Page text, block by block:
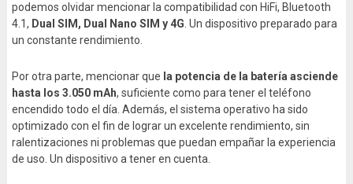
podemos olvidar mencionar la compatibilidad con HiFi, Bluetooth
4.1, Dual SIM, Dual Nano SIM y 4G. Un dispositivo preparado para
un constante rendimiento.
Por otra parte, mencionar que la potencia de la batería asciende
hasta los 3.050 mAh, suficiente como para tener el teléfono
encendido todo el día. Además, el sistema operativo ha sido
optimizado con el fin de lograr un excelente rendimiento, sin
ralentizaciones ni problemas que puedan empañar la experiencia
de uso. Un dispositivo a tener en cuenta.